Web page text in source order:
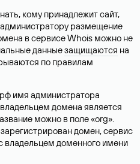
кому принадлежит сайт,
размещение
в сервисе Whois можно не
данныезащищаются на
по правилам
имя администратора
домена является
можно в поле «org».
домен, сервис
владельцем доменного имени